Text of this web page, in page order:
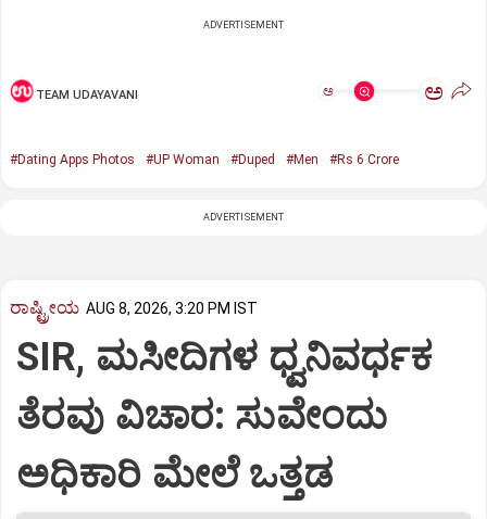
ADVERTISEMENT
TEAM UDAYAVANI ಅ ಅ
#Dating Apps Photos #UP Woman #Duped #Men #Rs 6 Crore
ADVERTISEMENT
ರಾಷ್ಟ್ರೀಯ AUG 8, 2026, 3:20 PM IST
SIR, ಮಸೀದಿಗಳ ಧ್ವನಿವರ್ಧಕ
ತೆರವು ವಿಚಾರ: ಸುವೇಂದು
ಅಧಿಕಾರಿ ಮೇಲೆ ಒತ್ತಡ